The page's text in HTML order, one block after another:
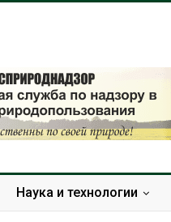
Наука и технологии